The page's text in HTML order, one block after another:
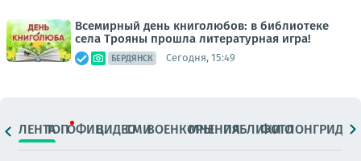
Всемирный день книголюбов: в библиотеке
села Трояны прошла литературная игра!
БЕРДЯНСК Сегодня, 15:49
ЛЕНТАТОПОФИЦ.ВИДЕОСМИВОЕНКОРЫМНЕНИЯПАБЛИКИ
ФОТОЛОНГРИДЫ